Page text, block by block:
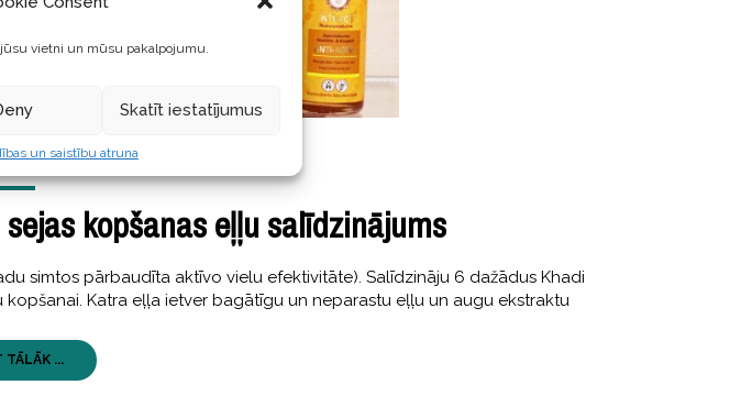
vietni un mūsu pakalpojumu.
Skatīt iestatījumus
un saistību atruna
kopšanas eļļu salīdzinājums
simtos pārbaudīta aktīvo vielu efektivitāte). Salīdzināju 6 dažādus Khadi
Katra eļļa ietver bagātīgu un neparastu eļļu un augu ekstraktu
TĀLĀK ...